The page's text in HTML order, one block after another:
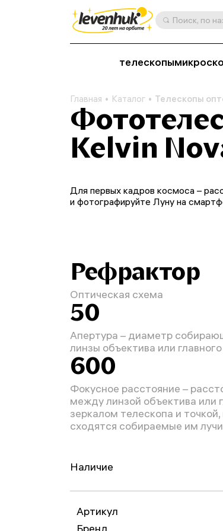
телескопы
Главная Каталог Телескопы
Kelvin
Для первых кадров космоса –
и фотографируйте Луну на
Рефрактор
Оптическая схема
50
Апертура – диаметр
линзы объектива или
600
Фокусное расстояние –
между линзой объектива или
зеркалом телескопа и точкой,
сходятся собираемые им лучи
Наличие
Артикул